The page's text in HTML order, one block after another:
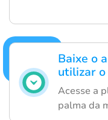
Baixe o
utilizar
Acesse a
palma da